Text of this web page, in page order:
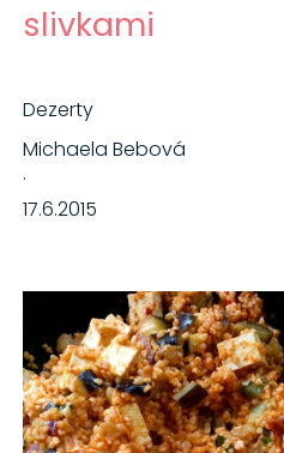
slivkami
Dezerty
Michaela Bebová
·
17.6.2015